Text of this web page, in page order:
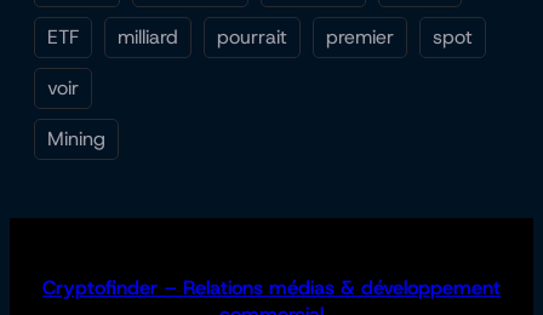
ETF
milliard pourrait premier
spot
voir
Mining
Cryptofinder – Relations médias & développement